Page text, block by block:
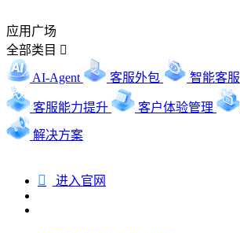
应用广场
全部类目 
AI-Agent 客服外包 智能客服
客服能力提升 客户体验管理
解决方案
 进入官网